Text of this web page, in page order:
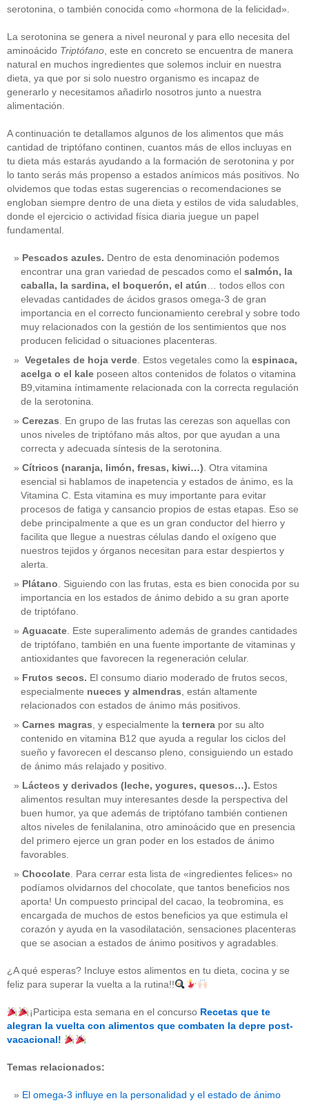
CATEGORÍAS
acido-folico (4)
alergias(3)
alimentos(22)
alimentos-perjudiaciales (17)
antioxidantes (6)
beneficios-salud(53)
calcio
corazon(1)
dietas(10)
serotonina, o también conocida como «hormona de la felicidad».
La serotonina se genera a nivel neuronal y para ello necesita del
aminoácido Triptófano, este en concreto se encuentra de manera
natural en muchos ingredientes que solemos incluir en nuestra
dieta, ya que por si solo nuestro organismo es incapaz de
generarlo y necesitamos añadirlo nosotros junto a nuestra
alimentación.
A continuación te detallamos algunos de los alimentos que más
cantidad de triptófano continen, cuantos más de ellos incluyas en
tu dieta más estarás ayudando a la formación de serotonina y por
lo tanto serás más propenso a estados anímicos más positivos. No
olvidemos que todas estas sugerencias o recomendaciones se
engloban siempre dentro de una dieta y estilos de vida saludables,
donde el ejercicio o actividad física diaria juegue un papel
fundamental.
Pescados azules. Dentro de esta denominación podemos
encontrar una gran variedad de pescados como el salmón, la
caballa, la sardina, el boquerón, el atún… todos ellos con
elevadas cantidades de ácidos grasos omega-3 de gran
importancia en el correcto funcionamiento cerebral y sobre todo
muy relacionados con la gestión de los sentimientos que nos
producen felicidad o situaciones placenteras.
Vegetales de hoja verde. Estos vegetales como la espinaca,
acelga o el kale poseen altos contenidos de folatos o vitamina
B9,vitamina íntimamente relacionada con la correcta regulación
de la serotonina.
Cerezas. En grupo de las frutas las cerezas son aquellas con
unos niveles de triptófano más altos, por que ayudan a una
correcta y adecuada síntesis de la serotonina.
Cítricos (naranja, limón, fresas, kiwi…). Otra vitamina
esencial si hablamos de inapetencia y estados de ánimo, es la
Vitamina C. Esta vitamina es muy importante para evitar
procesos de fatiga y cansancio propios de estas etapas. Eso se
debe principalmente a que es un gran conductor del hierro y
facilita que llegue a nuestras células dando el oxígeno que
nuestros tejidos y órganos necesitan para estar despiertos y
alerta.
Plátano. Siguiendo con las frutas, esta es bien conocida por su
importancia en los estados de ánimo debido a su gran aporte
de triptófano.
Aguacate. Este superalimento además de grandes cantidades
de triptófano, también en una fuente importante de vitaminas y
antioxidantes que favorecen la regeneración celular.
Frutos secos. El consumo diario moderado de frutos secos,
especialmente nueces y almendras, están altamente
relacionados con estados de ánimo más positivos.
Carnes magras, y especialmente la ternera por su alto
contenido en vitamina B12 que ayuda a regular los ciclos del
sueño y favorecen el descanso pleno, consiguiendo un estado
de ánimo más relajado y positivo.
Lácteos y derivados (leche, yogures, quesos…). Estos
alimentos resultan muy interesantes desde la perspectiva del
buen humor, ya que además de triptófano también contienen
altos niveles de fenilalanina, otro aminoácido que en presencia
del primero ejerce un gran poder en los estados de ánimo
favorables.
Chocolate. Para cerrar esta lista de «ingredientes felices» no
podíamos olvidarnos del chocolate, que tantos beneficios nos
aporta! Un compuesto principal del cacao, la teobromina, es
encargada de muchos de estos beneficios ya que estimula el
corazón y ayuda en la vasodilatación, sensaciones placenteras
que se asocian a estados de ánimo positivos y agradables.
¿A qué esperas? Incluye estos alimentos en tu dieta, cocina y se
feliz para superar la vuelta a la rutina!!
¡Participa esta semana en el concurso Recetas que te
alegran la vuelta con alimentos que combaten la depre post-
vacacional!
Temas relacionados:
El omega-3 influye en la personalidad y el estado de ánimo